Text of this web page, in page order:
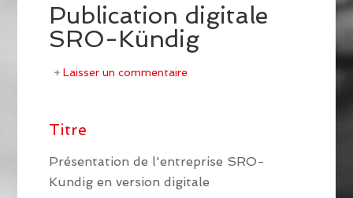
Publication digitale
SRO-Kündig
Laisser un commentaire
Titre
Présentation de l'entreprise SRO-
Kundig en version digitale